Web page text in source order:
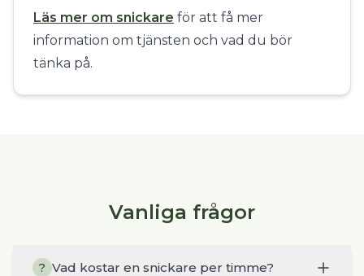
Läs mer om snickare för att få mer
information om tjänsten och vad du bör
tänka på.
Vanliga frågor
? Vad kostar en snickare per timme?